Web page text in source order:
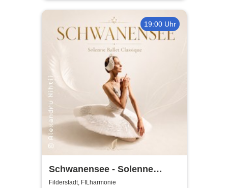
19:00 Uhr
Schwanensee - Solenne
Ballet Classique
Filderstadt, FILharmonie